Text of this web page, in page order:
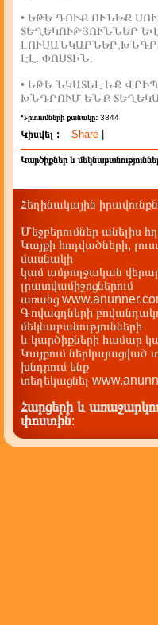
• ԵԹԵ ԴՈՒՔ ՈՒՆԵՔ
ՏԵՂԵԿՈՒԹՅՈՒՆՆԵՐ ԵՎ
ԷԼ. ՓՈՍՏԻՆ:
• ԵԹԵ ՆԿԱՏԵԼ ԵՔ
ԽՆԴՐՈՒՄ ԵՆՔ
Դիտումների քանակը: 3844
Կիսվել : Share
Կարծիքներ և
Հեղինակային
Մեջբերումներ անելիս
Կայքի հոդվածների,
մասնակի
կամ ամբողջական
լրատվամիջոցներում
առանց
Գովազդների
մեկնաբանությունների
և կարծիքների համար
Կայքում
խնդրում ենք
տեղեկացնել
Հարցերի և
փոստին: